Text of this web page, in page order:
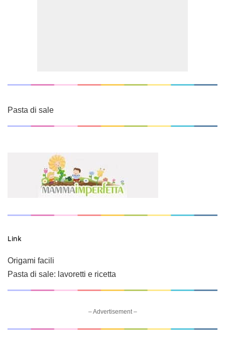
Pasta di sale
Link
Origami facili
Pasta di sale: lavoretti e ricetta
– Advertisement –